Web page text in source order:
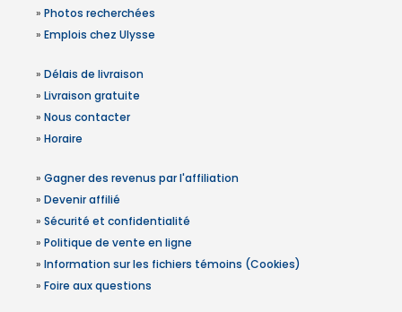
» Photos recherchées
» Emplois chez Ulysse
» Délais de livraison
» Livraison gratuite
» Nous contacter
» Horaire
» Gagner des revenus par l'affiliation
» Devenir affilié
» Sécurité et confidentialité
» Politique de vente en ligne
» Information sur les fichiers témoins (Cookies)
» Foire aux questions